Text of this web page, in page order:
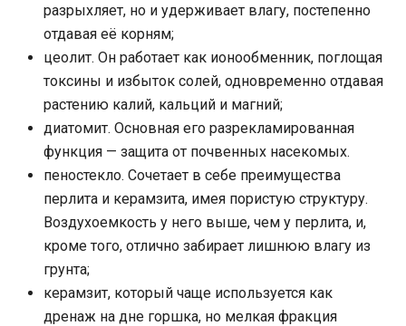
разрыхляет, но и удерживает влагу, постепенно
отдавая её корням;
цеолит. Он работает как ионообменник, поглощая
токсины и избыток солей, одновременно отдавая
растению калий, кальций и магний;
диатомит. Основная его разрекламированная
функция — защита от почвенных насекомых.
пеностекло. Сочетает в себе преимущества
перлита и керамзита, имея пористую структуру.
Воздухоемкость у него выше, чем у перлита, и,
кроме того, отлично забирает лишнюю влагу из
грунта;
керамзит, который чаще используется как
дренаж на дне горшка, но мелкая фракция